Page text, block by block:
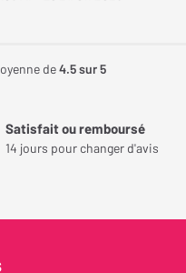
de4.5sur 5
Satisfait ou remboursé
14 jours pour changer d'avis